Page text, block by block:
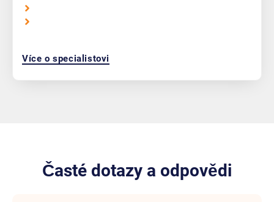
Více o specialistovi
Časté dotazy a odpovědi